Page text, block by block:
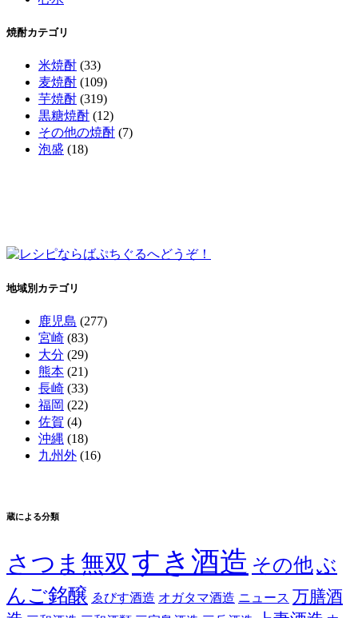
焼酎カテゴリ
米焼酎 (33)
麦焼酎 (109)
芋焼酎 (319)
黒糖焼酎 (12)
その他の焼酎 (7)
泡盛 (18)
地域別カテゴリ
鹿児島 (277)
宮崎 (83)
大分 (29)
熊本 (21)
長崎 (33)
福岡 (22)
佐賀 (4)
沖縄 (18)
九州外 (16)
蔵による分類
さつま無双 すき酒造 その他ぶ
んご銘醸 ゑびす酒造 オガタマ酒造 ニュース 万膳酒